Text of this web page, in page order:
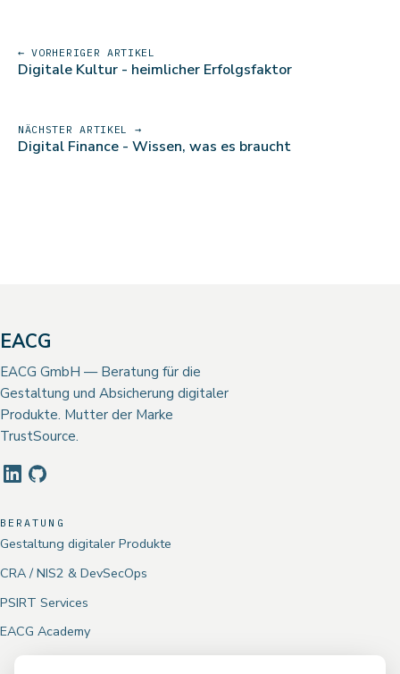
← VORHERIGER ARTIKEL
Digitale Kultur - heimlicher Erfolgsfaktor
NÄCHSTER ARTIKEL →
Digital Finance - Wissen, was es braucht
EACG
EACG GmbH — Beratung für die
Gestaltung und Absicherung digitaler
Produkte. Mutter der Marke
TrustSource.
BERATUNG
Gestaltung digitaler Produkte
CRA / NIS2 & DevSecOps
PSIRT Services
EACG Academy